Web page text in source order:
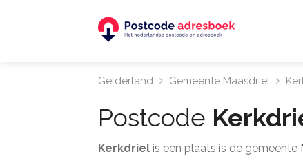
Gelderland Gemeente Maasdriel
Postcode
Kerkdriel is een plaats is de gemeente